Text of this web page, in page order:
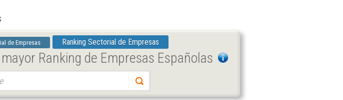
de Empresas Ranking Sectorial de Empresas
Ranking de Empresas Españolas